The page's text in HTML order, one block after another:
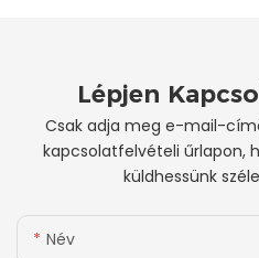
Lépjen
Csak adja meg e-mail-
kapcsolatfelvételi űrlapon,
küldhessünk
Név